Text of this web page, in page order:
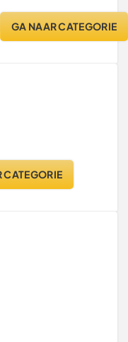
GA NAAR CATEGORIE
CATEGORIE